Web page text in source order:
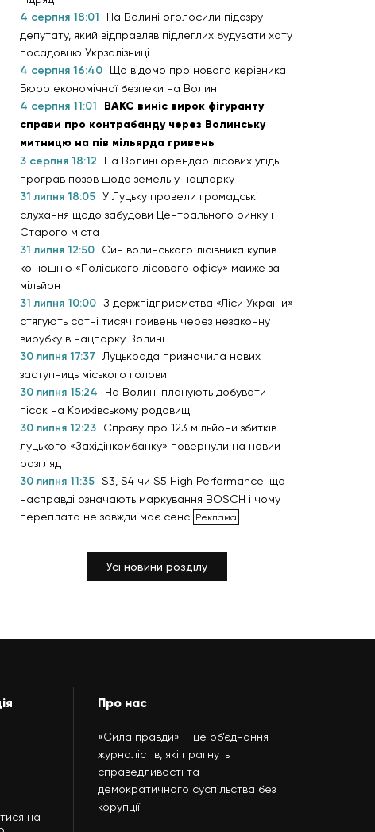
4 серпня 18:01
На Волині оголосили підозру
депутату, який відправляв підлеглих будувати хату
посадовцю Укрзалізниці
4 серпня 16:40
Що відомо про нового керівника
Бюро економічної безпеки на Волині
4 серпня 11:01
ВАКС виніс вирок фігуранту
справи про контрабанду через Волинську
митницю на пів мільярда гривень
3 серпня 18:12
На Волині орендар лісових угідь
програв позов щодо земель у нацпарку
31 липня 18:05 У Луцьку провели громадські
слухання щодо забудови Центрального ринку і
Старого міста
31 липня 12:50
Син волинського лісівника купив
конюшню «Поліського лісового офісу» майже за
мільйон
31 липня 10:00 З держпідприємства «Ліси України»
стягують сотні тисяч гривень через незаконну
вирубку в нацпарку Волині
30 липня 17:37
Луцькрада призначила нових
заступниць міського голови
30 липня 15:24
На Волині планують добувати
пісок на Крижівському родовищі
30 липня 12:23
Справу про 123 мільйони збитків
луцького «Західінкомбанку» повернули на новий
розгляд
30 липня 11:35 S3, S4 чи S5 High Performance: що
насправді означають маркування BOSCH і чому
переплата не завжди має сенс
Усі новини розділу
на
Про нас
«Сила правди» – це об’єднання
журналістів, які прагнуть
справедливості та
демократичного суспільства без
корупції.